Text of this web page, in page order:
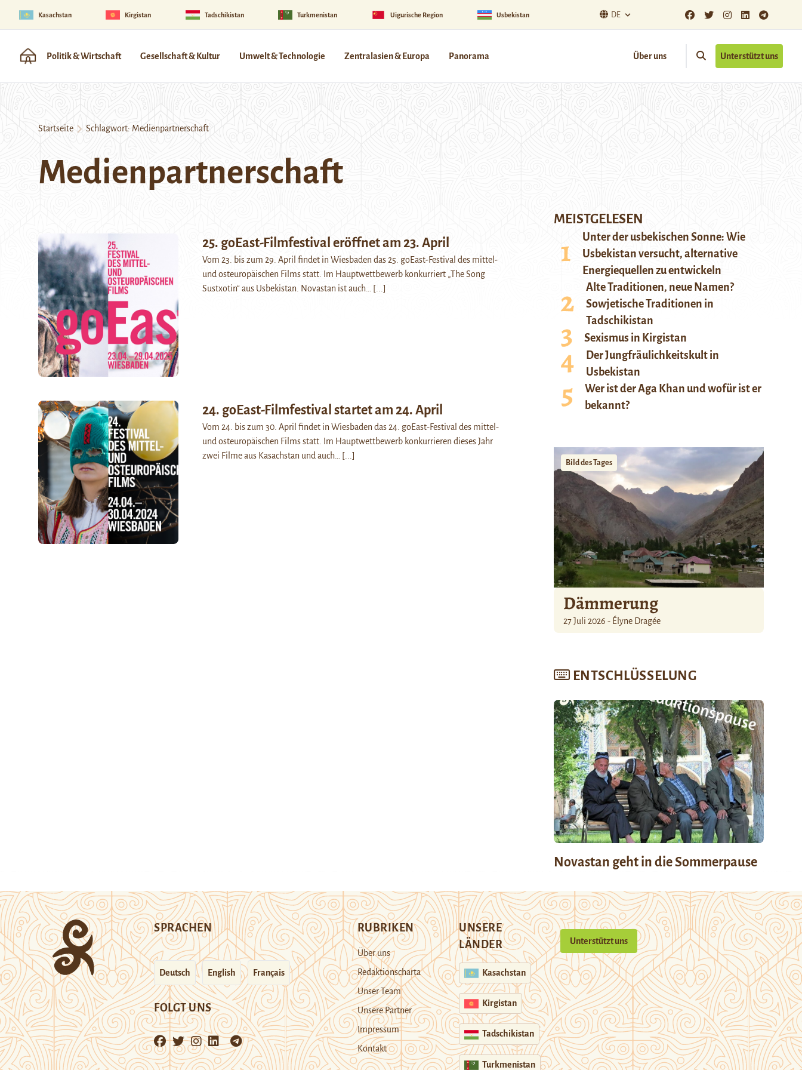
Kasachstan Kirgistan Tadschikistan Turkmenistan Uigurische Region Usbekistan DE
Politik & Wirtschaft Gesellschaft & Kultur Umwelt & Technologie Zentralasien & Europa Panorama Über uns Unterstützt uns
Startseite Schlagwort: Medienpartnerschaft
Medienpartnerschaft
25. goEast-Filmfestival eröffnet am 23. April
Vom 23. bis zum 29. April findet in Wiesbaden das 25. goEast-Festival des mittel-
und osteuropäischen Films statt. Im Hauptwettbewerb konkurriert „The Song
Sustxotin“ aus Usbekistan. Novastan ist auch…
[...]
24. goEast-Filmfestival startet am 24. April
Vom 24. bis zum 30. April findet in Wiesbaden das 24. goEast-Festival des mittel-
und osteuropäischen Films statt. Im Hauptwettbewerb konkurrieren dieses Jahr
zwei Filme aus Kasachstan und auch…
[...]
MEISTGELESEN
Unter der usbekischen Sonne: Wie
Usbekistan versucht, alternative
Energiequellen zu entwickeln
Alte Traditionen, neue Namen?
Sowjetische Traditionen in
Tadschikistan
Sexismus in Kirgistan
Der Jungfräulichkeitskult in
Usbekistan
Wer ist der Aga Khan und wofür ist er
bekannt?
Bild des Tages
Dämmerung
27 Juli 2026 - Élyne Dragée
ENTSCHLÜSSELUNG
Novastan geht in die Sommerpause
SPRACHEN
Deutsch English Français
FOLGT UNS
RUBRIKEN
Über uns
Redaktionscharta
Unser Team
Unsere Partner
Impressum
Kontakt
UNSERE
LÄNDER
Kasachstan
Kirgistan
Tadschikistan
Turkmenistan
Unterstützt uns